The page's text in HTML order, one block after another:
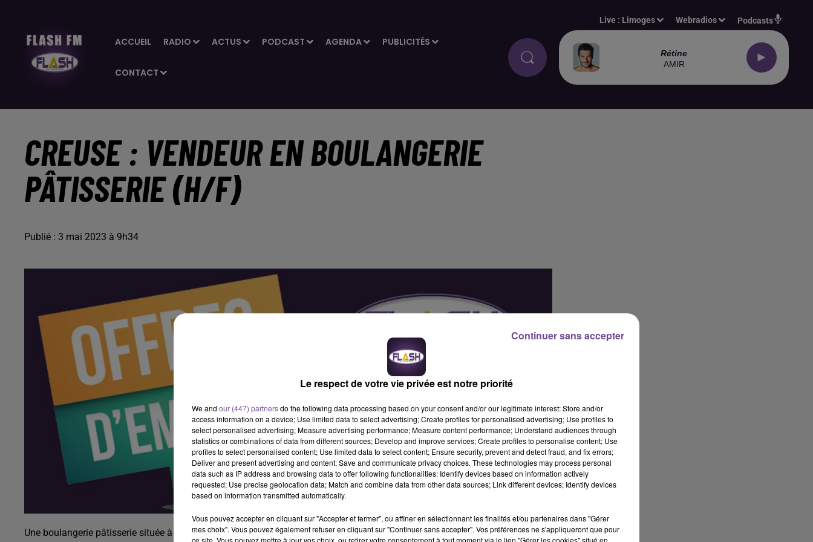
ACCUEIL RADIO ACTUS PODCAST AGENDA PUBLICITÉS
CONTACT
Live : Limoges Webradios Podcasts
Rétine
AMIR
CREUSE : VENDEUR EN BOULANGERIE
PÂTISSERIE (H/F)
Publié : 3 mai 2023 à 9h34
Une boulangerie pâtisserie située à Lavaveix-les-Mines recherche un vendeur (H/F). Vous assurez l'encaissement, nettoyage
Le respect de votre vie privée est notre priorité
We and our (447) partnersdo the following data processing based on your consent and/or our legitimate interest: Store and/or
access information on a device; Use limited data to select advertising; Create profiles for personalised advertising; Use profiles to
select personalised advertising; Measure advertising performance; Measure content performance; Understand audiences through
statistics or combinations of data from different sources; Develop and improve services; Create profiles to personalise content; Use
profiles to select personalised content; Use limited data to select content; Ensure security, prevent and detect fraud, and fix errors;
Deliver and present advertising and content; Save and communicate privacy choices. These technologies may process personal
data such as IP address and browsing data to offer following functionalities: Identify devices based on information actively
requested; Use precise geolocation data; Match and combine data from other data sources; Link different devices; Identify devices
based on information transmitted automatically.
Vous pouvez accepter en cliquant sur "Accepter et fermer", ou affiner en sélectionnant les finalités et/ou partenaires dans "Gérer
mes choix". Vous pouvez également refuser en cliquant sur "Continuer sans accepter". Vos préférences ne s'appliqueront que pour
ce site. Vous pouvez mettre à jour vos choix, ou retirer votre consentement à tout moment via le lien "Gérer les cookies" situé en
Continuer sans accepter